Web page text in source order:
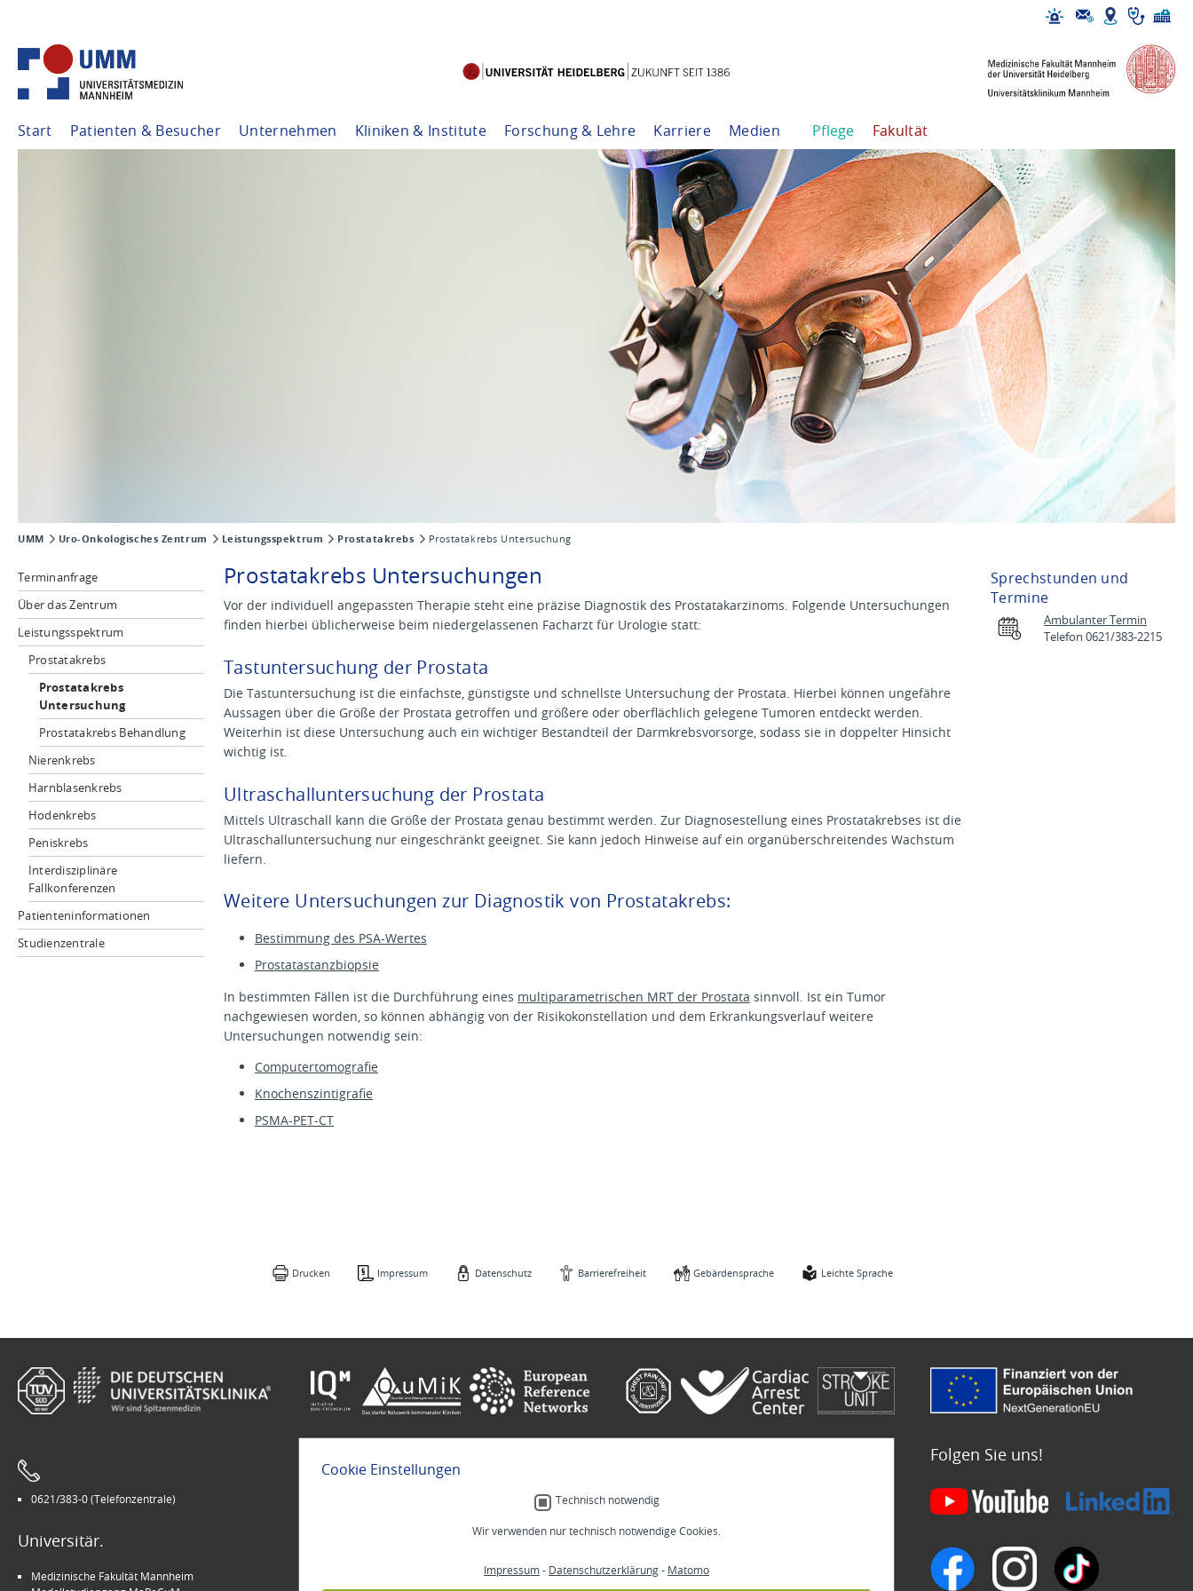
Start Patienten & Besucher Unternehmen Kliniken & Institute Forschung & Lehre Karriere Medien Pflege Fakultät
UMM Uro-Onkologisches Zentrum Leistungsspektrum Prostatakrebs Prostatakrebs Untersuchung
Terminanfrage
Über das Zentrum
Leistungsspektrum
Prostatakrebs
Prostatakrebs
Untersuchung
Prostatakrebs Behandlung
Nierenkrebs
Harnblasenkrebs
Hodenkrebs
Peniskrebs
Interdisziplinäre
Fallkonferenzen
Patienteninformationen
Studienzentrale
Prostatakrebs Untersuchungen
Vor der individuell angepassten Therapie steht eine präzise Diagnostik des Prostatakarzinoms. Folgende Untersuchungen
finden hierbei üblicherweise beim niedergelassenen Facharzt für Urologie statt:
Tastuntersuchung der Prostata
Die Tastuntersuchung ist die einfachste, günstigste und schnellste Untersuchung der Prostata. Hierbei können ungefähre
Aussagen über die Größe der Prostata getroffen und größere oder oberflächlich gelegene Tumoren entdeckt werden.
Weiterhin ist diese Untersuchung auch ein wichtiger Bestandteil der Darmkrebsvorsorge, sodass sie in doppelter Hinsicht
wichtig ist.
Ultraschalluntersuchung der Prostata
Mittels Ultraschall kann die Größe der Prostata genau bestimmt werden. Zur Diagnosestellung eines Prostatakrebses ist die
Ultraschalluntersuchung nur eingeschränkt geeignet. Sie kann jedoch Hinweise auf ein organüberschreitendes Wachstum
liefern.
Weitere Untersuchungen zur Diagnostik von Prostatakrebs:
Bestimmung des PSA-Wertes
Prostatastanzbiopsie
In bestimmten Fällen ist die Durchführung eines multiparametrischen MRT der Prostata sinnvoll. Ist ein Tumor
nachgewiesen worden, so können abhängig von der Risikokonstellation und dem Erkrankungsverlauf weitere
Untersuchungen notwendig sein:
Computertomografie
Knochenszintigrafie
PSMA-PET-CT
Sprechstunden und
Termine
Ambulanter Termin
Telefon 0621/383-2215
Drucken Impressum Datenschutz Barrierefreiheit Gebärdensprache Leichte Sprache
0621/383-0 (Telefonzentrale)
Universitär.
Medizinische Fakultät Mannheim
Gebärdensprache
Menschlich.
Stellenangebote
Folgen Sie uns!
Cookie Einstellungen
Technisch notwendig
Wir verwenden nur technisch notwendige Cookies.
Impressum- Datenschutzerklärung- Matomo